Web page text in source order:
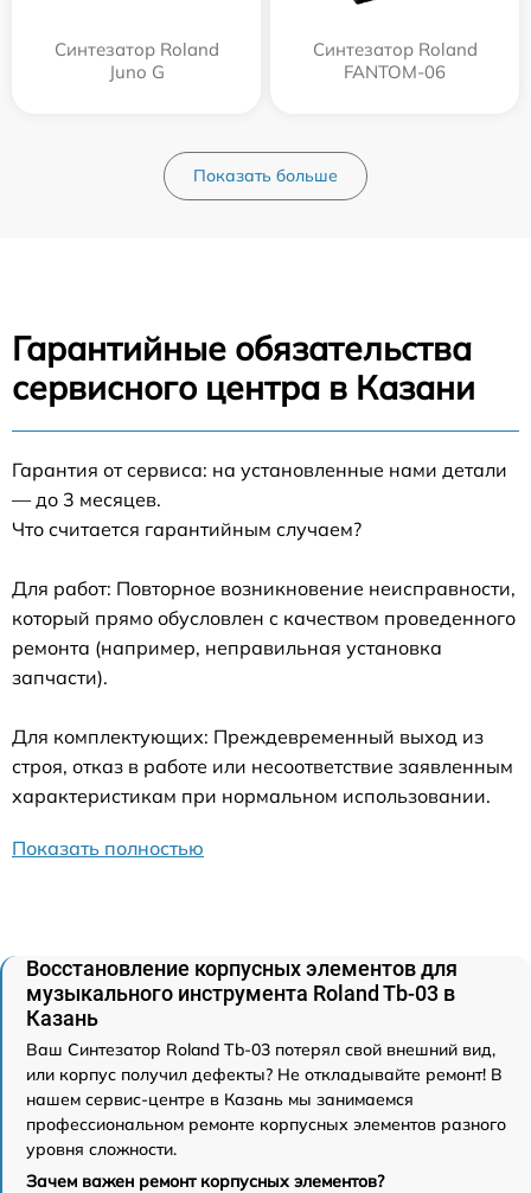
Синтезатор Roland
Juno G
Синтезатор Roland
FANTOM-06
Показать больше
Гарантийные обязательства
сервисного центра в Казани
Гарантия от сервиса: на установленные нами детали
— до 3 месяцев.
Что считается гарантийным случаем?
Для работ: Повторное возникновение неисправности,
который прямо обусловлен с качеством проведенного
ремонта (например, неправильная установка
запчасти).
Для комплектующих: Преждевременный выход из
строя, отказ в работе или несоответствие заявленным
характеристикам при нормальном использовании.
Показать полностью
Восстановление корпусных элементов для
музыкального инструмента Roland Tb-03 в
Казань
Ваш Синтезатор Roland Tb-03 потерял свой внешний вид,
или корпус получил дефекты? Не откладывайте ремонт! В
нашем сервис-центре в Казань мы занимаемся
профессиональном ремонте корпусных элементов разного
уровня сложности.
Зачем важен ремонт корпусных элементов?